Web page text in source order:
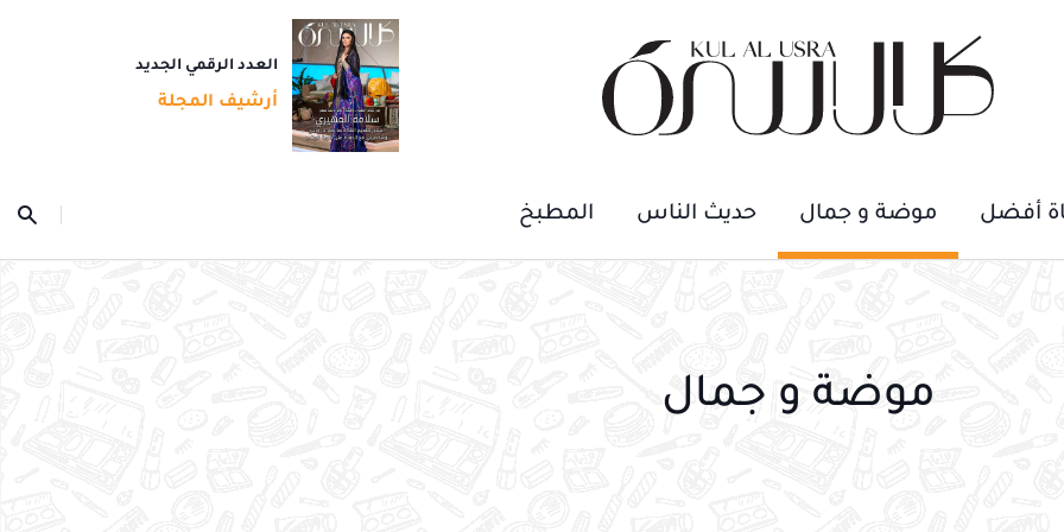
العدد الرقمي الجديد
أرشيف المجلة
أفضل موضة و جمال حديث الناس المطبخ
موضة و جمال